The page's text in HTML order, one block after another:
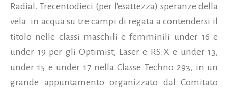
Radial. Trecentodieci (per l'esattezza) speranze della
vela in acqua su tre campi di regata a contendersi il
titolo nelle classi maschili e femminili under 16 e
under 19 per gli Optimist, Laser e RS:X e under 13,
under 15 e under 17 nella Classe Techno 293, in un
grande appuntamento organizzato dal Comitato